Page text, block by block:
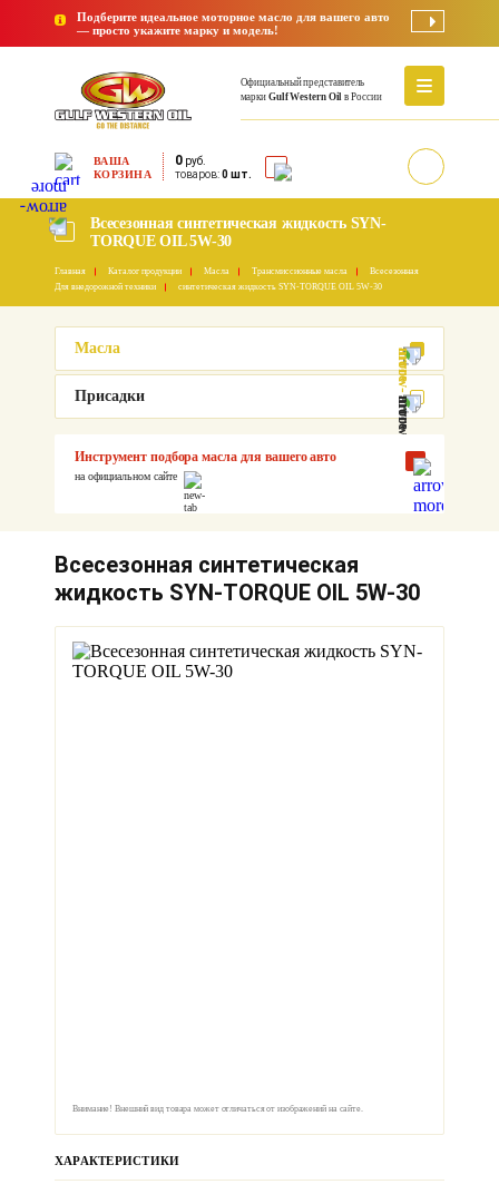
Подберите идеальное моторное масло для вашего авто
— просто укажите марку и модель!
Официальный представитель
марки Gulf Western Oil в России
ВАША
КОРЗИНА
0 руб.
товаров:0 шт.
Всесезонная синтетическая жидкость SYN-
TORQUE OIL 5W-30
Главная Каталог продукции Масла
Трансмиссионные масла
Для внедорожной техники
Всесезонная
синтетическая жидкость SYN-TORQUE OIL 5W-30
Масла
Присадки
Инструмент подбора масла для вашего авто
на официальном сайте
Всесезонная синтетическая
жидкость SYN-TORQUE OIL 5W-30
Внимание! Внешний вид товара может отличаться от изображений на сайте.
ХАРАКТЕРИСТИКИ